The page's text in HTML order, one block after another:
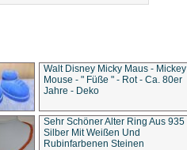
Walt Disney Micky Maus - Mickey
Mouse - " Füße " - Rot - Ca. 80er
Jahre - Deko
Sehr Schöner Alter Ring Aus 935
Silber Mit Weißen Und
Rubinfarbenen Steinen